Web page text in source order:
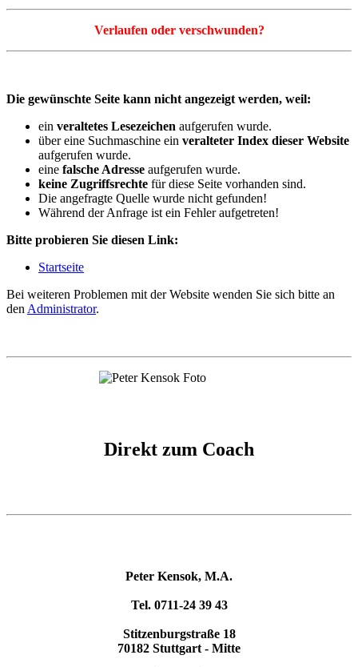
Verlaufen oder verschwunden?
Die gewünschte Seite kann nicht angezeigt werden, weil:
ein veraltetes Lesezeichen aufgerufen wurde.
über eine Suchmaschine ein veralteter Index dieser Website
aufgerufen wurde.
eine falsche Adresse aufgerufen wurde.
keine Zugriffsrechte für diese Seite vorhanden sind.
Die angefragte Quelle wurde nicht gefunden!
Während der Anfrage ist ein Fehler aufgetreten!
Bitte probieren Sie diesen Link:
Startseite
Bei weiteren Problemen mit der Website wenden Sie sich bitte an
denAdministrator.
Direkt zum Coach
Peter Kensok, M.A.
Tel. 0711-24 39 43
Stitzenburgstraße 18
70182 Stuttgart - Mitte